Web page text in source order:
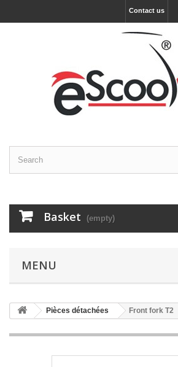
Contact us
Basket (empty)
MENU
Pièces détachées Front fork T2